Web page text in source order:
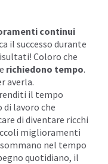
continui
il successo durante
Coloro che
richiedono tempo.
averla.
il tempo
di lavoro che
di diventare ricchi
miglioramenti
nel tempo
quotidiano, il